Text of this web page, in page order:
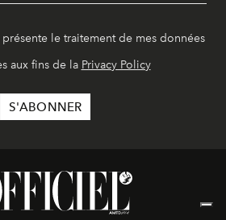
le traitement de mes données
aux fins de la Privacy Policy